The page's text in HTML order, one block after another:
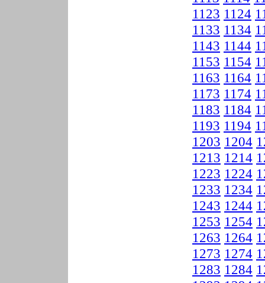
1123 1124
1133 1134
1143 1144
1153 1154
1163 1164
1173 1174
1183 1184
1193 1194
1203 1204
1213 1214
1223 1224
1233 1234
1243 1244
1253 1254
1263 1264
1273 1274
1283 1284